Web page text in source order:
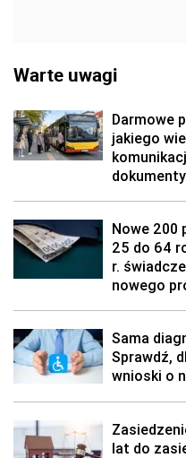
Warte uwagi
Darmowe
jakiego
dokumenty
Nowe 200
25 do 64
r.
nowego
Sama
Sprawdź,
wnioski o
lat do